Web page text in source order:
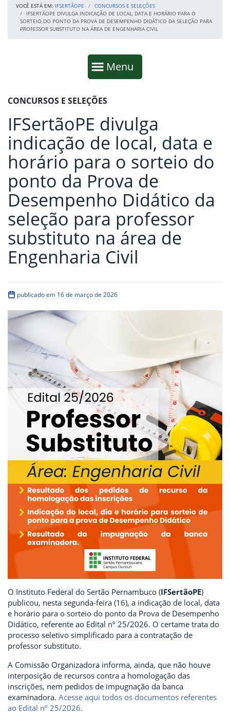
VOCÊ ESTÁ EM: IFSERTÃOPE
CONCURSOS E SELEÇÕES
IFSERTÃOPE DIVULGA INDICAÇÃO DE LOCAL, DATA E HORÁRIO PARA O
SORTEIO DO PONTO DA PROVA DE DESEMPENHO DIDÁTICO DA SELEÇÃO PARA
PROFESSOR SUBSTITUTO NA ÁREA DE ENGENHARIA CIVIL
Mostrar
Menu
Fim da navegação
Início do conteúdo
CONCURSOS E SELEÇÕES
IFSertãoPE divulga
indicação de local, data e
horário para o sorteio do
ponto da Prova de
Desempenho Didático da
seleção para professor
substituto na área de
Engenharia Civil
publicado em 16 de março de 2026
O Instituto Federal do Sertão Pernambuco (IFSertãoPE)
publicou, nesta segunda-feira (16), a indicação de local, data
e horário para o sorteio do ponto da Prova de Desempenho
Didático, referente ao Edital nº 25/2026. O certame trata do
processo seletivo simplificado para a contratação de
professor substituto.
A Comissão Organizadora informa, ainda, que não houve
interposição de recursos contra a homologação das
inscrições, nem pedidos de impugnação da banca
examinadora. Acesse aqui todos os documentos referentes
ao Edital nº 25/2026.